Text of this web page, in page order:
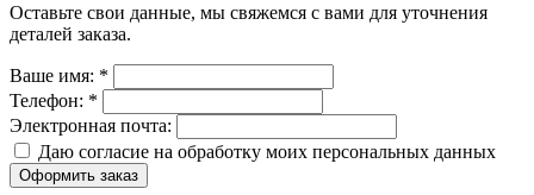
Оставьте свои данные, мы свяжемся с вами для уточнения
деталей заказа.
Ваше имя: *
Телефон: *
Электронная почта:
Даю согласие на обработку моих персональных данных
Оформить заказ